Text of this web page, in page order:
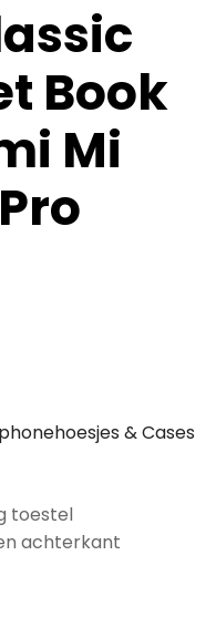
Book
Mi
& Cases
toestel
achterkant